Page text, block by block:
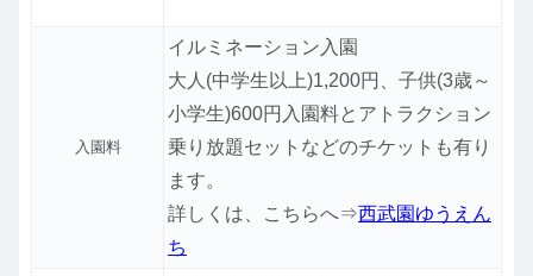
入園料
イルミネーション入園
大人(中学生以上)1,200円、子供(3歳～
小学生)600円 入園料とアトラクション
乗り放題セットなどのチケットも有り
ます。
詳しくは、こちらへ⇒西武園ゆうえん
ち